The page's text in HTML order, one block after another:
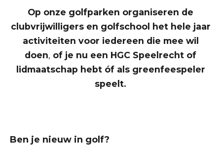
Op onze golfparken organiseren de
clubvrijwilligers en golfschool het hele jaar
activiteiten voor iedereen die mee wil
doen, of je nu een HGC Speelrecht of
lidmaatschap hebt óf als greenfeespeler
speelt.
Ben je nieuw in golf?